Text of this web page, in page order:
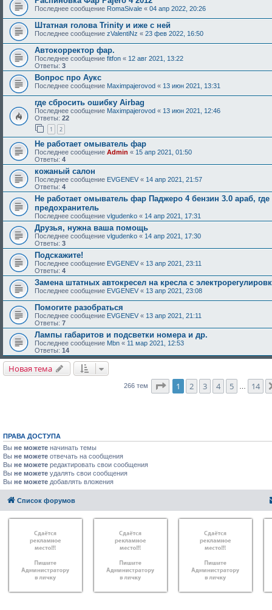
Последнее сообщение RomaSivale « 04 апр 2022, 20:26
Штатная голова Trinity и иже с ней
Последнее сообщение zValentiNz « 23 фев 2022, 16:50
Автокорректор фар.
Последнее сообщение fitfon « 12 авг 2021, 13:22
Ответы: 3
Вопрос про Аукс
Последнее сообщение Maximpajerovod « 13 июн 2021, 13:31
где сбросить ошибку Airbag
Последнее сообщение Maximpajerovod « 13 июн 2021, 12:46
Ответы: 22
1 2
Не работает омыватель фар
Последнее сообщение Admin « 15 апр 2021, 01:50
Ответы: 4
кожаный салон
Последнее сообщение EVGENEV « 14 апр 2021, 21:57
Ответы: 4
Не работает омыватель фар Паджеро 4 бензин 3.0 араб,
предохранитель
Последнее сообщение vlgudenko « 14 апр 2021, 17:31
Друзья, нужна ваша помощь
Последнее сообщение vlgudenko « 14 апр 2021, 17:30
Ответы: 3
Подскажите!
Последнее сообщение EVGENEV « 13 апр 2021, 23:11
Ответы: 4
Замена штатных автокресел на кресла с
Последнее сообщение EVGENEV « 13 апр 2021, 23:08
Помогите разобраться
Последнее сообщение EVGENEV « 13 апр 2021, 21:11
Ответы: 7
Лампы габаритов и подсветки номера и др.
Последнее сообщение Mbn « 11 мар 2021, 12:53
Ответы: 14
Новая тема
266 тем Страница1 из
1 2 3 4 5 14
ПРАВА ДОСТУПА
Вы не можете начинать темы
Вы не можете отвечать на сообщения
Вы не можете редактировать свои сообщения
Вы не можете удалять свои сообщения
Вы не можете добавлять вложения
Список форумов